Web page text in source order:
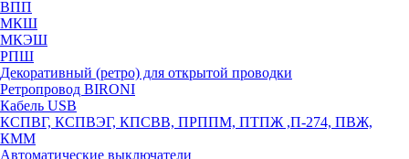
ВПП
МКШ
МКЭШ
РПШ
Декоративный (ретро) для открытой проводки
Ретропровод BIRONI
Кабель USB
КСПВГ, КСПВЭГ, КПСВВ, ПРППМ, ПТПЖ ,П-274, ПВЖ,
КММ
Автоматические выключатели